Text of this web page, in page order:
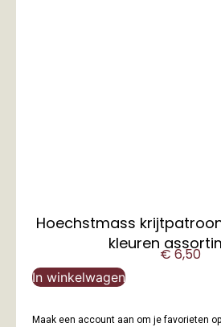
Hoechstmass
kleuren
€6,50
In winkelwagen
Maak een account aan om je favorieten